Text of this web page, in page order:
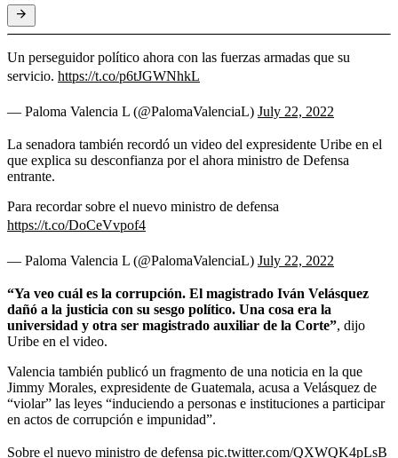
Un perseguidor político ahora con las fuerzas armadas que su
servicio. https://t.co/p6tJGWNhkL
— Paloma Valencia L (@PalomaValenciaL) July 22, 2022
La senadora también recordó un video del expresidente Uribe en el
que explica su desconfianza por el ahora ministro de Defensa
entrante.
Para recordar sobre el nuevo ministro de defensa
https://t.co/DoCeVvpof4
— Paloma Valencia L (@PalomaValenciaL) July 22, 2022
“Ya veo cuál es la corrupción. El magistrado Iván Velásquez
dañó a la justicia con su sesgo político. Una cosa era la
universidad y otra ser magistrado auxiliar de la Corte”, dijo
Uribe en el video.
Valencia también publicó un fragmento de una noticia en la que
Jimmy Morales, expresidente de Guatemala, acusa a Velásquez de
“violar” las leyes “induciendo a personas e instituciones a participar
en actos de corrupción e impunidad”.
Sobre el nuevo ministro de defensa pic.twitter.com/QXWQK4pLsB